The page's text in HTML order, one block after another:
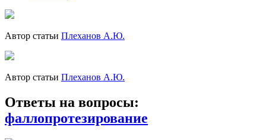
Автор статьи Плеханов А.Ю.
Автор статьи Плеханов А.Ю.
Ответы на вопросы:
фаллопротезирование